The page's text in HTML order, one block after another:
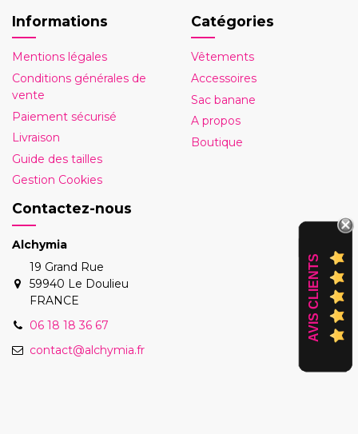
Informations
Mentions légales
Conditions générales de
vente
Paiement sécurisé
Livraison
Guide des tailles
Gestion Cookies
Catégories
Vêtements
Accessoires
Sac banane
A propos
Boutique
Contactez-nous
Alchymia
19 Grand Rue
59940 Le Doulieu
FRANCE
06 18 18 36 67
contact@alchymia.fr
AVIS CLIENTS